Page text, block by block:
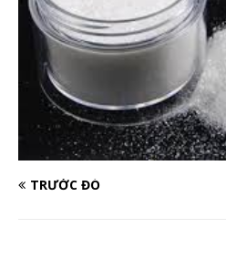
TRƯỚC ĐÓ